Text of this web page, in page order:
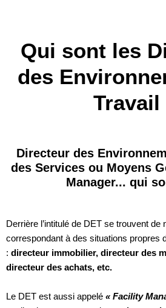
Qui sont les
des
Travail
Directeur des
des Services ou Moyens
Manager... qui
Derrière l’intitulé de DET se trouvent
correspondant à des situations propres
: directeur immobilier, directeur des
directeur des achats, etc.
Le DET est aussi appelé « Facility